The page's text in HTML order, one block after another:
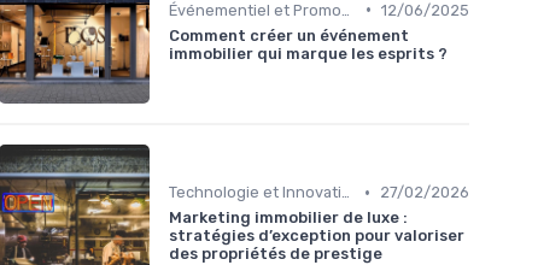
• 12/06/2025
Comment créer un événement
immobilier qui marque les esprits ?
Technologie et Innovation en Gestion Immobilière •
27/02/2026
Marketing immobilier de luxe :
stratégies d’exception pour valoriser
des propriétés de prestige